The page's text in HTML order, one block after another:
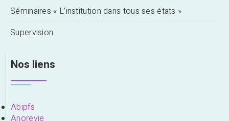
Séminaires « L’institution dans tous ses états »
Supervision
Nos liens
Abipfs